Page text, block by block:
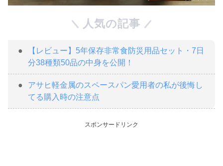
人気の記事
【レビュー】5年保存非常食防災用品セット・7日
分38種類50品の中身を公開！
アサヒ軽金属のスペースパン愛用者の私が後悔し
てる購入時の注意点
スポンサードリンク